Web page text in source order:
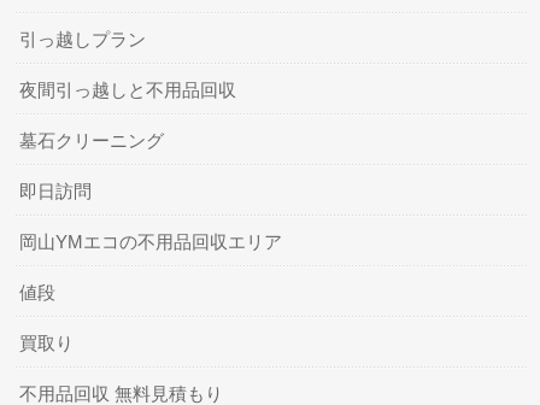
引っ越しプラン
夜間引っ越しと不用品回収
墓石クリーニング
即日訪問
岡山YMエコの不用品回収エリア
値段
買取り
不用品回収 無料見積もり